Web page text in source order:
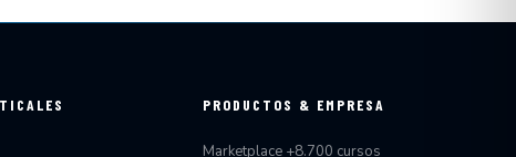
PRODUCTOS & EMPRESA
Marketplace +8.700 cursos